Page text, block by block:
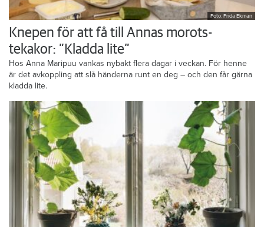
Foto: Frida Ekman
Knepen för att få till Annas morots-
tekakor: ”Kladda lite”
Hos Anna Maripuu vankas nybakt flera dagar i veckan. För henne
är det avkoppling att slå händerna runt en deg – och den får gärna
kladda lite.